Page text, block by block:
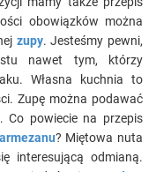
obowiązków można
zupy. Jesteśmy pewni,
nawet tym, którzy
Własna kuchnia to
Zupę można podawać
Co powiecie na przepis
? Miętowa nuta
interesującą odmianą.